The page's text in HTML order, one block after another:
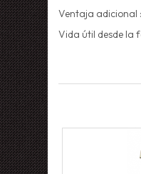
Ventaja adicional :
Vida útil desde la